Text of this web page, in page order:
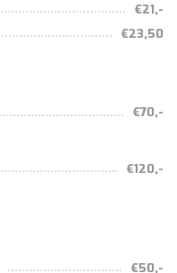
€21,-
€23,50
€70,-
€120,-
€50,-